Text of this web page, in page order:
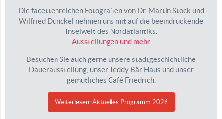
Die facettenreichen Fotografien von Dr. Martin Stock und
Wilfried Dunckel nehmen uns mit auf die beeindruckende
Inselwelt des Nordatlantiks.
Ausstellungen und mehr
Besuchen Sie auch gerne unsere stadtgeschichtliche
Dauerausstellung, unser Teddy Bär Haus und unser
gemütliches Café Friedrich.
Weiterlesen: Aktuelles Programm 2026